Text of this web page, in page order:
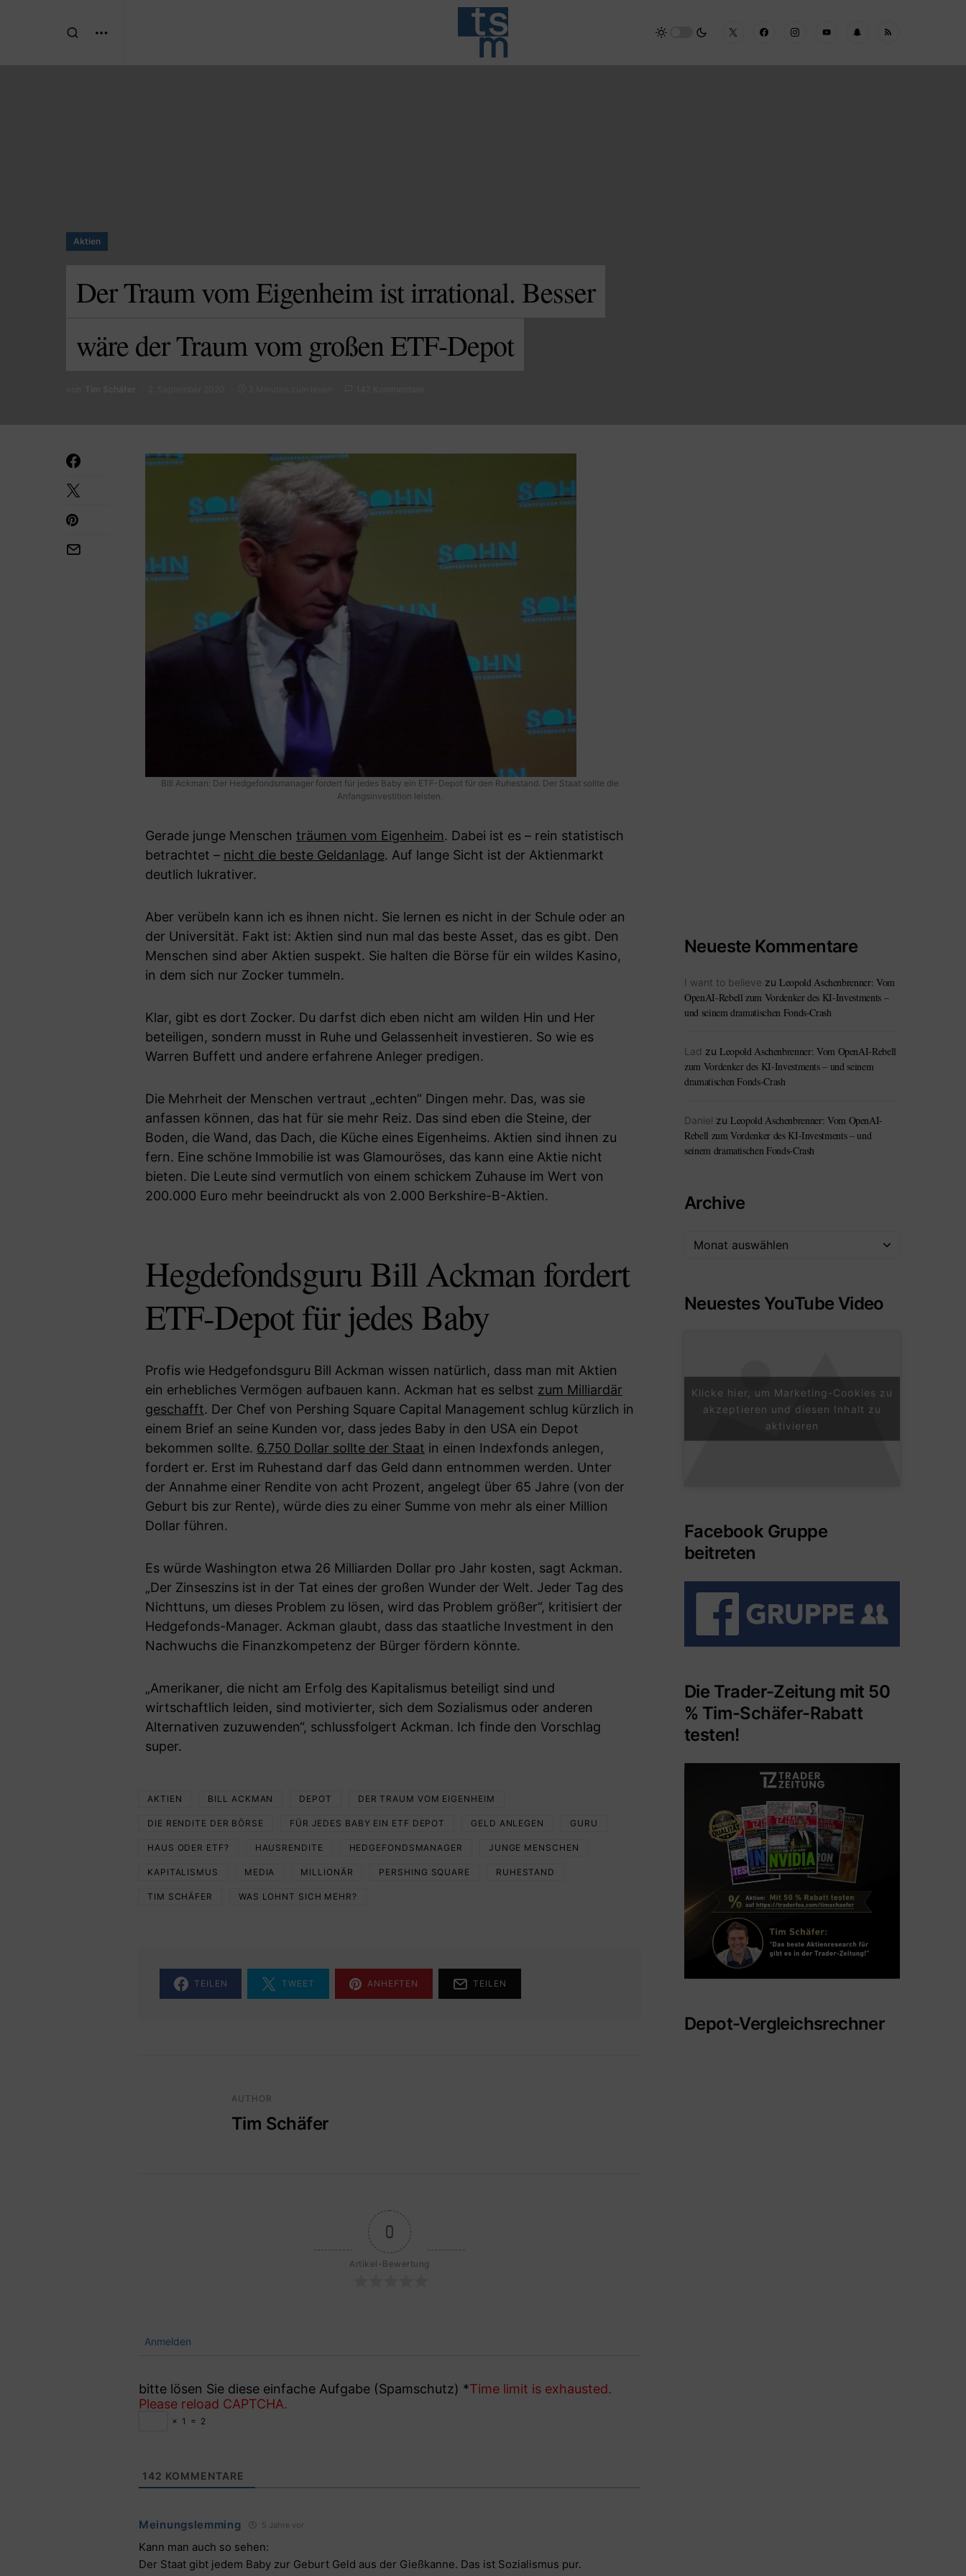
Aktien
Der Traum vom Eigenheim ist irrational. Besser
wäre der Traum vom großen ETF-Depot
Bill Ackman: Der Hedgefondsmanager fordert für jedes Baby ein ETF-Depot für den Ruhestand. Der Staat sollte die
Anfangsinvestition leisten.
Gerade junge Menschen träumen vom Eigenheim. Dabei ist es – rein statistisch
betrachtet – nicht die beste Geldanlage. Auf lange Sicht ist der Aktienmarkt
deutlich lukrativer.
Aber verübeln kann ich es ihnen nicht. Sie lernen es nicht in der Schule oder an
der Universität. Fakt ist: Aktien sind nun mal das beste Asset, das es gibt. Den
Menschen sind aber Aktien suspekt. Sie halten die Börse für ein wildes Kasino,
in dem sich nur Zocker tummeln.
Klar, gibt es dort Zocker. Du darfst dich eben nicht am wilden Hin und Her
beteiligen, sondern musst in Ruhe und Gelassenheit investieren. So wie es
Warren Buffett und andere erfahrene Anleger predigen.
Die Mehrheit der Menschen vertraut „echten“ Dingen mehr. Das, was sie
anfassen können, das hat für sie mehr Reiz. Das sind eben die Steine, der
Boden, die Wand, das Dach, die Küche eines Eigenheims. Aktien sind ihnen zu
fern. Eine schöne Immobilie ist was Glamouröses, das kann eine Aktie nicht
bieten. Die Leute sind vermutlich von einem schickem Zuhause im Wert von
200.000 Euro mehr beeindruckt als von 2.000 Berkshire-B-Aktien.
Hegdefondsguru Bill Ackman fordert
ETF-Depot für jedes Baby
Profis wie Hedgefondsguru Bill Ackman wissen natürlich, dass man mit Aktien
ein erhebliches Vermögen aufbauen kann. Ackman hat es selbst zum Milliardär
geschafft. Der Chef von Pershing Square Capital Management schlug kürzlich in
einem Brief an seine Kunden vor, dass jedes Baby in den USA ein Depot
bekommen sollte. 6.750 Dollar sollte der Staat in einen Indexfonds anlegen,
fordert er. Erst im Ruhestand darf das Geld dann entnommen werden. Unter
der Annahme einer Rendite von acht Prozent, angelegt über 65 Jahre (von der
Geburt bis zur Rente), würde dies zu einer Summe von mehr als einer Million
Dollar führen.
Es würde Washington etwa 26 Milliarden Dollar pro Jahr kosten, sagt Ackman.
„Der Zinseszins ist in der Tat eines der großen Wunder der Welt. Jeder Tag des
Nichttuns, um dieses Problem zu lösen, wird das Problem größer“, kritisiert der
Hedgefonds-Manager. Ackman glaubt, dass das staatliche Investment in den
Nachwuchs die Finanzkompetenz der Bürger fördern könnte.
„Amerikaner, die nicht am Erfolg des Kapitalismus beteiligt sind und
wirtschaftlich leiden, sind motivierter, sich dem Sozialismus oder anderen
Alternativen zuzuwenden“, schlussfolgert Ackman. Ich finde den Vorschlag
super.
AKTIEN BILL ACKMAN DEPOT DER TRAUM VOM EIGENHEIM
DIE RENDITE DER BÖRSE FÜR JEDES BABY EIN ETF DEPOT GELD ANLEGEN GURU
HAUS ODER ETF? HAUSRENDITE HEDGEFONDSMANAGER JUNGE MENSCHEN
KAPITALISMUS MEDIA MILLIONÄR PERSHING SQUARE RUHESTAND
TIM SCHÄFER WAS LOHNT SICH MEHR?
TEILEN TWEET ANHEFTEN TEILEN
AUTHOR
Tim Schäfer
0
Artikel-Bewertung
Anmelden
bitte lösen Sie diese einfache Aufgabe (Spamschutz) *Time limit is exhausted.
Please reload CAPTCHA.
× 1 = 2
142 KOMMENTARE
Meinungslemming 5 Jahre vor
Kann man auch so sehen:
Der Staat gibt jedem Baby zur Geburt Geld aus der Gießkanne. Das ist Sozialismus pur.
Neueste Kommentare
I want to believe zu Leopold Aschenbrenner: Vom
OpenAI-Rebell zum Vordenker des KI-Investments –
und seinem dramatischen Fonds-Crash
Lad zu Leopold Aschenbrenner: Vom OpenAI-Rebell
zum Vordenker des KI-Investments – und seinem
dramatischen Fonds-Crash
Daniel zu Leopold Aschenbrenner: Vom OpenAI-
Rebell zum Vordenker des KI-Investments – und
seinem dramatischen Fonds-Crash
Archive
Neuestes YouTube Video
Klicke hier, um Marketing-Cookies zu
akzeptieren und diesen Inhalt zu
aktivieren
Facebook Gruppe
beitreten
Die Trader-Zeitung mit 50
% Tim-Schäfer-Rabatt
testen!
Depot-Vergleichsrechner